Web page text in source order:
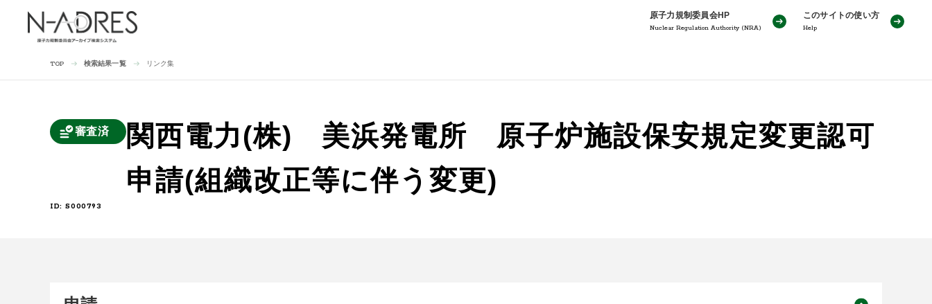
原子力規制委員会HP
Nuclear Regulation Authority (NRA)
このサイトの使い方
Help
TOP 検索結果一覧 リンク集
審査済
関西電力(株) 美浜発電所 原子炉施設保安規定変更認可
申請(組織改正等に伴う変更)
ID: S000793